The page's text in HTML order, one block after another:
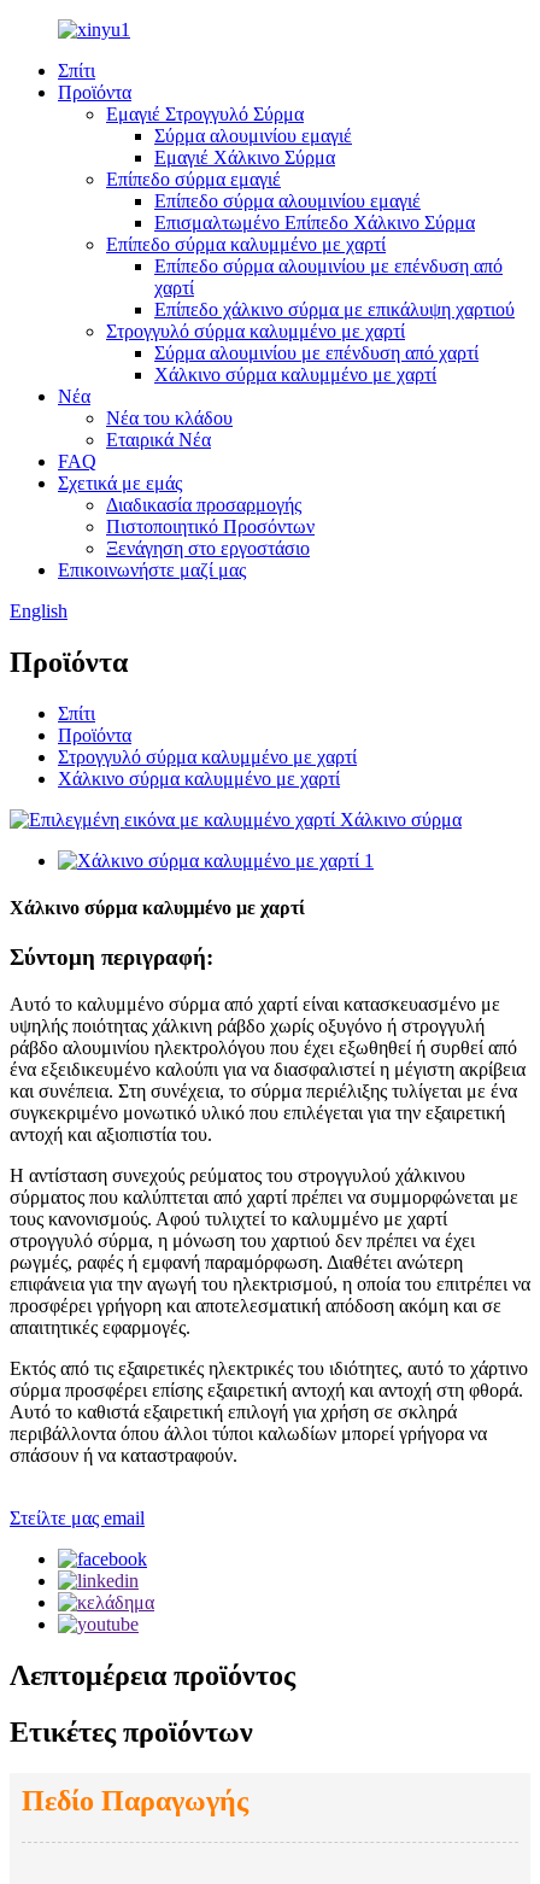
Σπίτι
Προϊόντα
Εμαγιέ Στρογγυλό Σύρμα
Σύρμα αλουμινίου εμαγιέ
Εμαγιέ Χάλκινο Σύρμα
Επίπεδο σύρμα εμαγιέ
Επίπεδο σύρμα αλουμινίου εμαγιέ
Επισμαλτωμένο Επίπεδο Χάλκινο Σύρμα
Επίπεδο σύρμα καλυμμένο με χαρτί
Επίπεδο σύρμα αλουμινίου με επένδυση από
χαρτί
Επίπεδο χάλκινο σύρμα με επικάλυψη χαρτιού
Στρογγυλό σύρμα καλυμμένο με χαρτί
Σύρμα αλουμινίου με επένδυση από χαρτί
Χάλκινο σύρμα καλυμμένο με χαρτί
Νέα
Νέα του κλάδου
Εταιρικά Νέα
FAQ
Σχετικά με εμάς
Διαδικασία προσαρμογής
Πιστοποιητικό Προσόντων
Ξενάγηση στο εργοστάσιο
Επικοινωνήστε μαζί μας
English
Προϊόντα
Σπίτι
Προϊόντα
Στρογγυλό σύρμα καλυμμένο με χαρτί
Χάλκινο σύρμα καλυμμένο με χαρτί
Χάλκινο σύρμα καλυμμένο με χαρτί
Σύντομη περιγραφή:
Αυτό το καλυμμένο σύρμα από χαρτί είναι κατασκευασμένο με
υψηλής ποιότητας χάλκινη ράβδο χωρίς οξυγόνο ή στρογγυλή
ράβδο αλουμινίου ηλεκτρολόγου που έχει εξωθηθεί ή συρθεί από
ένα εξειδικευμένο καλούπι για να διασφαλιστεί η μέγιστη ακρίβεια
και συνέπεια. Στη συνέχεια, το σύρμα περιέλιξης τυλίγεται με ένα
συγκεκριμένο μονωτικό υλικό που επιλέγεται για την εξαιρετική
αντοχή και αξιοπιστία του.
Η αντίσταση συνεχούς ρεύματος του στρογγυλού χάλκινου
σύρματος που καλύπτεται από χαρτί πρέπει να συμμορφώνεται με
τους κανονισμούς. Αφού τυλιχτεί το καλυμμένο με χαρτί
στρογγυλό σύρμα, η μόνωση του χαρτιού δεν πρέπει να έχει
ρωγμές, ραφές ή εμφανή παραμόρφωση. Διαθέτει ανώτερη
επιφάνεια για την αγωγή του ηλεκτρισμού, η οποία του επιτρέπει να
προσφέρει γρήγορη και αποτελεσματική απόδοση ακόμη και σε
απαιτητικές εφαρμογές.
Εκτός από τις εξαιρετικές ηλεκτρικές του ιδιότητες, αυτό το χάρτινο
σύρμα προσφέρει επίσης εξαιρετική αντοχή και αντοχή στη φθορά.
Αυτό το καθιστά εξαιρετική επιλογή για χρήση σε σκληρά
περιβάλλοντα όπου άλλοι τύποι καλωδίων μπορεί γρήγορα να
σπάσουν ή να καταστραφούν.
Στείλτε μας email
Λεπτομέρεια προϊόντος
Ετικέτες προϊόντων
Πεδίο Παραγωγής